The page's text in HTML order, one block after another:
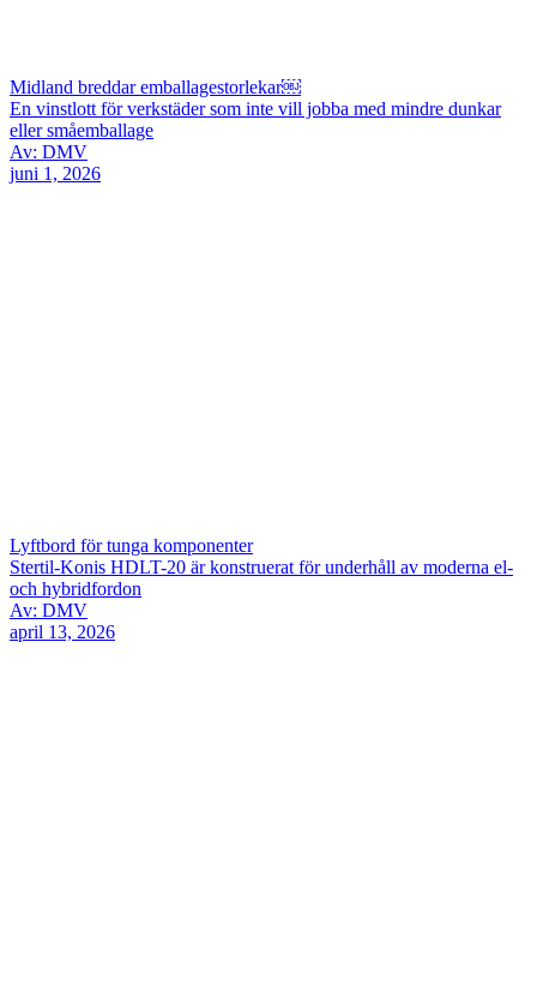
Midland breddar emballagestorlekar￼
En vinstlott för verkstäder som inte vill jobba med mindre dunkar
eller småemballage
Av: DMV
juni 1, 2026
Lyftbord för tunga komponenter
Stertil-Konis HDLT-20 är konstruerat för underhåll av moderna el-
och hybridfordon
Av: DMV
april 13, 2026